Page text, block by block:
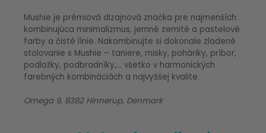
Mushie je prémiová dizajnová značka pre najmenších
kombinujúca minimalizmus, jemné zemité a pastelové
farby a čisté línie. Nakombinujte si dokonale zladené
stolovanie s Mushie – taniere, misky, poháriky, príbor,
podložky, podbradníky,... všetko v harmonických
farebných kombináciách a najvyššej kvalite.
Omega 9, 8382 Hinnerup, Denmark